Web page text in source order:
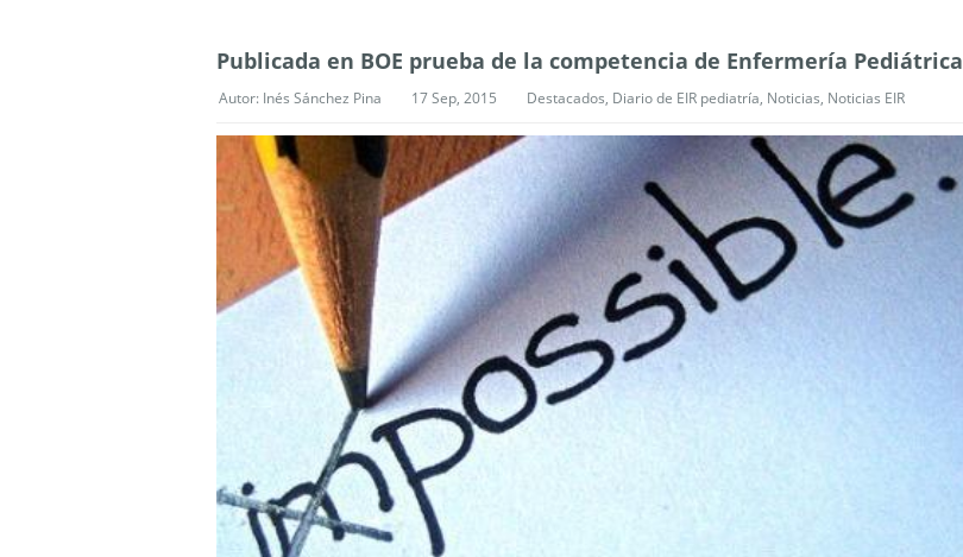
Publicada en BOE prueba de la competencia de Enfermería Pediátrica
Autor: Inés Sánchez Pina 17 Sep, 2015 Destacados, Diario de EIR pediatría, Noticias, Noticias EIR